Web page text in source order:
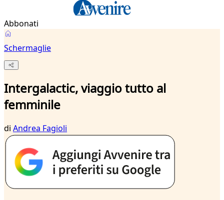
Abbonati
Schermaglie
Intergalactic, viaggio tutto al
femminile
di Andrea Fagioli